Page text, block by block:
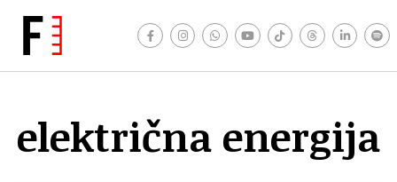
električna energija